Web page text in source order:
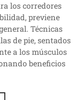
los corredores
previene
Técnicas
de pie, sentados
a los músculos
beneficios